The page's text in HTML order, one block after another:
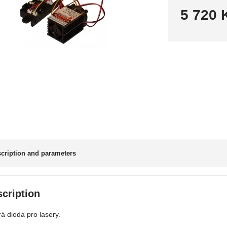
5 720
and parameters
dioda pro lasery.